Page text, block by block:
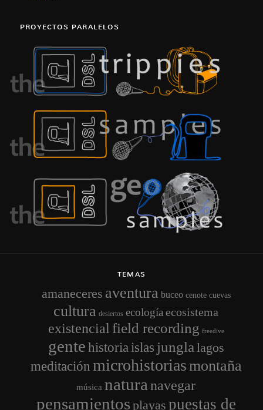
PROYECTOS PARALELOS
TEMAS
amaneceres aventura buceo cenote cuevas
cultura desiertos ecología ecosistema
existencial field recording freedive
gentehistoria islas jungla lagos
meditación microhistoriasmontaña
música natura navegar
pensamientos playas puestas de